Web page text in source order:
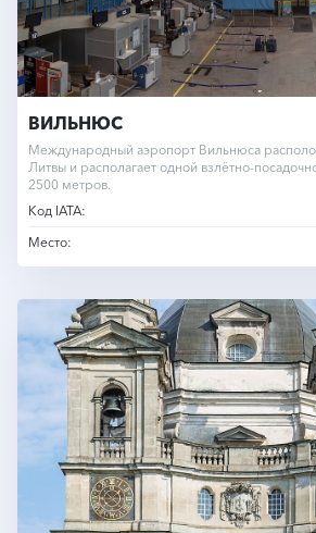
ВИЛЬНЮС
Международный аэропорт Вильнюса
Литвы и располагает одной взлётно-
2500 метров.
Код IATA:
Место: